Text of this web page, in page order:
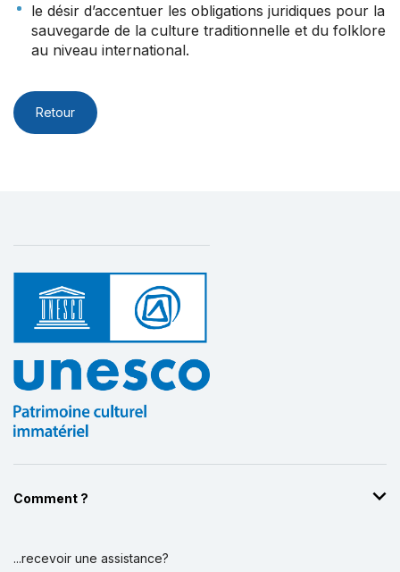
le désir d’accentuer les obligations juridiques pour la
sauvegarde de la culture traditionnelle et du folklore
au niveau international.
Retour
Comment ?
...recevoir une assistance?